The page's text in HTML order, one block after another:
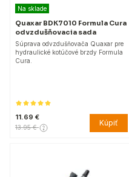
Na sklade
Quaxar BDK7010 Formula Cura
odvzdušňovacia sada
Súprava odvzdušňovača Quaxar pre
hydraulické kotúčové brzdy Formula
Cura.
11.69 €
13.95 € Kúpiť